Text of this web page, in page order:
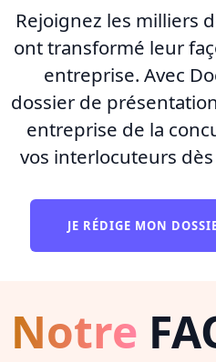
Rejoignez les milliers
ont transformé leur
entreprise. Avec
dossier de
entreprise de la
vos interlocuteurs
JE RÉDIGE MON
Notre